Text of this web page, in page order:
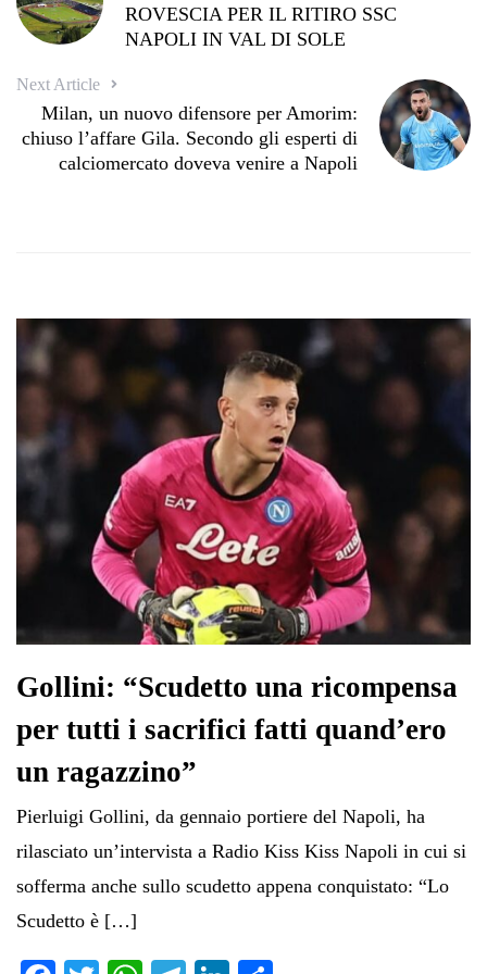
ROVESCIA PER IL RITIRO SSC
NAPOLI IN VAL DI SOLE
Next Article
Milan, un nuovo difensore per Amorim:
chiuso l’affare Gila. Secondo gli esperti di
calciomercato doveva venire a Napoli
Gollini: “Scudetto una ricompensa
per tutti i sacrifici fatti quand’ero
un ragazzino”
Pierluigi Gollini, da gennaio portiere del Napoli, ha
rilasciato un’intervista a Radio Kiss Kiss Napoli in cui si
sofferma anche sullo scudetto appena conquistato: “Lo
Scudetto è […]